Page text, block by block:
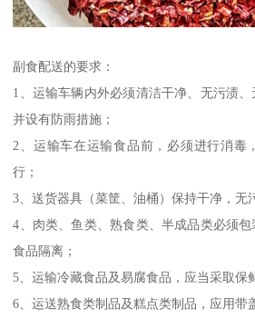
副食配送的要求：
1、运输车辆内外必须清洁干净、无污渍、
并设有防雨措施；
2、运输车在运输食品前，必须进行消毒
行；
3、送货器具（菜筐、油桶）保持干净，无
4、肉类、鱼类、熟食类、半成品类必须
食品隔离；
5、运输冷藏食品及易腐食品，应当采取保
6、运送熟食类制品及糕点类制品，应用带